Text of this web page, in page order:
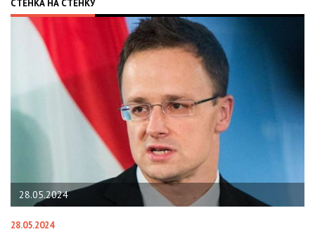
СТЕНКА НА СТЕНКУ
28.05.2024